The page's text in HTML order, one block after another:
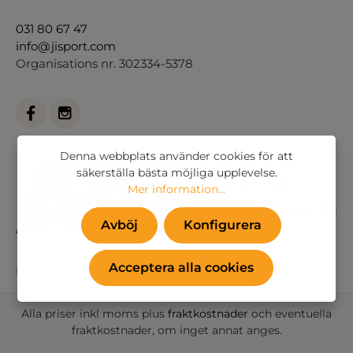
031 80 67 47
info@jisport.com
Organisations nr. 302334-5378
Eller via vårt kontaktformulär.
Alla priser inkl moms plus fraktkostnader och eventuella
fraktkostnader, om inget annat anges.
Denna webbplats använder cookies för att
säkerställa bästa möjliga upplevelse.
Mer information...
Avböj Konfigurera
Acceptera alla cookies